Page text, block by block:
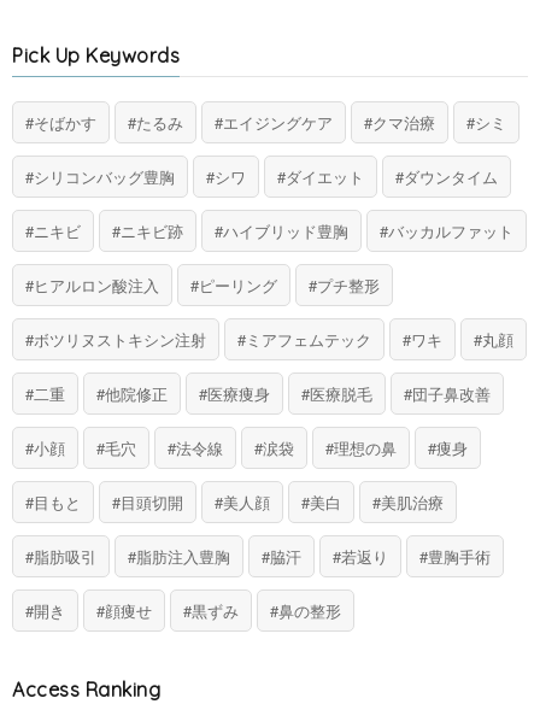
Pick Up Keywords
そばかす たるみ エイジングケア クマ治療 シミ
シリコンバッグ豊胸 シワ ダイエット ダウンタイム
ニキビ ニキビ跡 ハイブリッド豊胸 バッカルファット
ヒアルロン酸注入 ピーリング プチ整形
ボツリヌストキシン注射 ミアフェムテック ワキ 丸顔
二重 他院修正 医療痩身 医療脱毛 団子鼻改善
小顔 毛穴 法令線 涙袋 理想の鼻 痩身
目もと 目頭切開 美人顔 美白 美肌治療
脂肪吸引 脂肪注入豊胸 脇汗 若返り 豊胸手術
開き 顔痩せ 黒ずみ 鼻の整形
Access Ranking